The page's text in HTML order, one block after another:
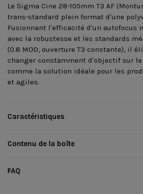
Le Sigma Cine 28-105mm T3 AF
trans-standard plein format d'une
Fusionnant l'efficacité d'un autofocus
avec la robustesse et les standards
(0.8 MOD, ouverture T3 constante), il
changer constamment d'objectif sur
comme la solution idéale pour les
et agiles.
Caractéristiques
Contenu de la boîte
FAQ